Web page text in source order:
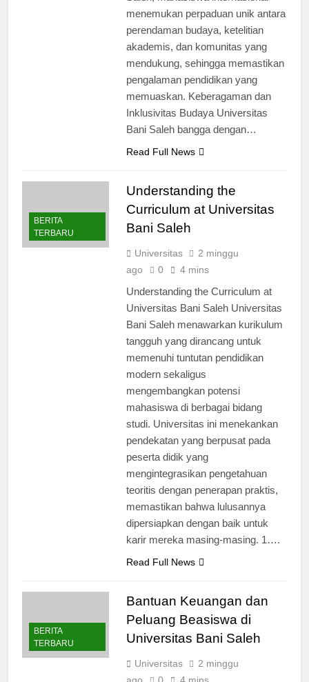
Saleh, mahasiswa internasional
menemukan perpaduan unik antara
perendaman budaya, ketelitian
akademis, dan komunitas yang
mendukung, sehingga memastikan
pengalaman pendidikan yang
memuaskan. Keberagaman dan
Inklusivitas Budaya Universitas
BERITA
Understanding the
Curriculum at Universitas
Universitas
2 minggu
Understanding the Curriculum at
Universitas Bani Saleh Universitas
Bani Saleh menawarkan kurikulum
tangguh yang dirancang untuk
memenuhi tuntutan pendidikan
modern sekaligus
mengembangkan potensi
mahasiswa di berbagai bidang
studi. Universitas ini menekankan
pendekatan yang berpusat pada
peserta didik yang
mengintegrasikan pengetahuan
teoritis dengan penerapan praktis,
memastikan bahwa lulusannya
dipersiapkan dengan baik untuk
BERITA
Bantuan Keuangan dan
Peluang Beasiswa di
Universitas
2 minggu